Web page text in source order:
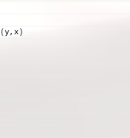
( y,x )